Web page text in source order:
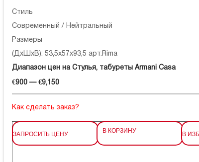
Стиль
Современный / Нейтральный
Размеры
(ДхШхВ): 53,5x57x93,5 арт.Rima
Диапазон цен на Стулья, табуреты Armani Casa
€900 — €9,150
Как сделать заказ?
ЗАПРОСИТЬ ЦЕНУ В КОРЗИНУ В